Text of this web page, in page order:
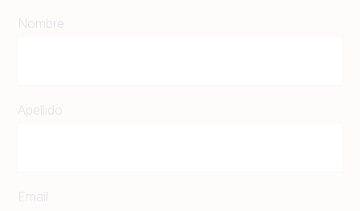
Nombre
Apellido
Email